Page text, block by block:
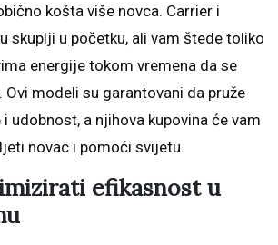
košta više novca. Carrier i
skuplji u početku, ali vam štede toliko
energije tokom vremena da se
Ovi modeli su garantovani da pruže
udobnost, a njihova kupovina će vam
novac i pomoći svijetu.
efikasnost u